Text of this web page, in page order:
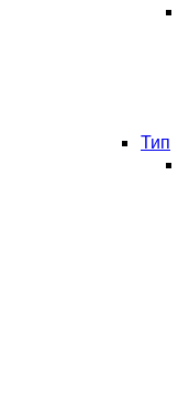
Тип